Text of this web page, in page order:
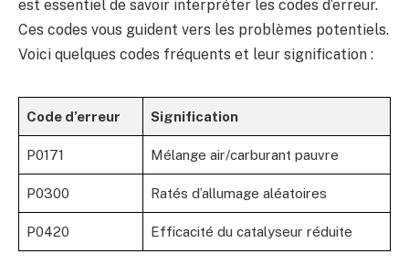
est essentiel de savoir interpréter les codes d’erreur.
Ces codes vous guident vers les problèmes potentiels.
Voici quelques codes fréquents et leur signification :
Code d’erreur Signification
P0171 Mélange air/carburant pauvre
P0300 Ratés d’allumage aléatoires
P0420 Efficacité du catalyseur réduite